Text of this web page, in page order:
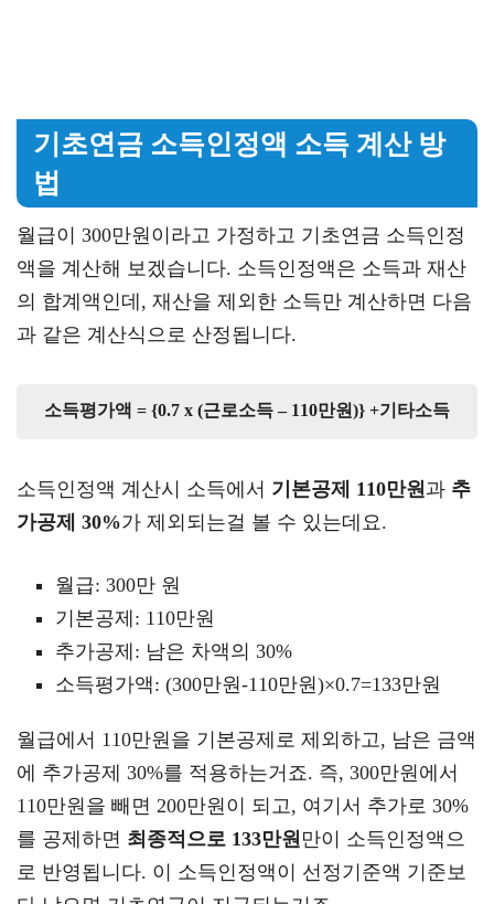
기초연금 소득인정액 소득 계산 방
법
월급이 300만원이라고 가정하고 기초연금 소득인정
액을 계산해 보겠습니다. 소득인정액은 소득과 재산
의 합계액인데, 재산을 제외한 소득만 계산하면 다음
과 같은 계산식으로 산정됩니다.
소득평가액 = {0.7 x (근로소득 – 110만원)} +기타소득
소득인정액 계산시 소득에서 기본공제 110만원 과 추
가공제 30%가 제외되는걸 볼 수 있는데요.
월급: 300만 원
기본공제: 110만원
추가공제: 남은 차액의 30%
소득평가액: (300만원-110만원)×0.7=133만원
월급에서 110만원을 기본공제로 제외하고, 남은 금액
에 추가공제 30%를 적용하는거죠. 즉, 300만원에서
110만원을 빼면 200만원이 되고, 여기서 추가로 30%
를 공제하면 최종적으로 133만원 만이 소득인정액으
로 반영됩니다. 이 소득인정액이 선정기준액 기준보